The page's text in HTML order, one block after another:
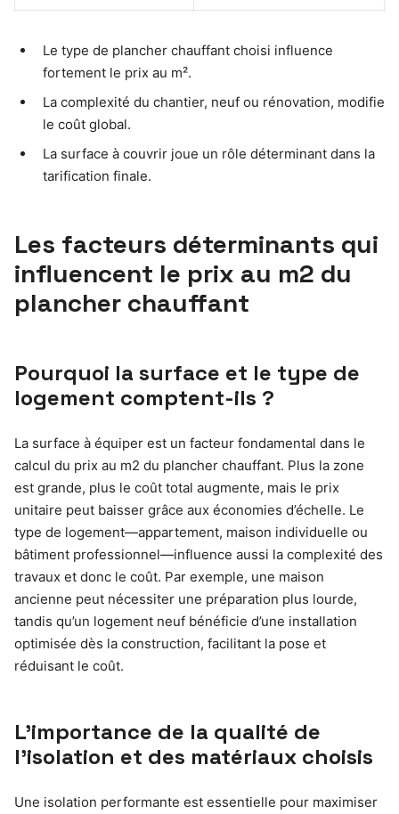
Le type de plancher chauffant choisi influence
fortement le prix au m².
La complexité du chantier, neuf ou rénovation, modifie
le coût global.
La surface à couvrir joue un rôle déterminant dans la
tarification finale.
Les facteurs déterminants qui
influencent le prix au m2 du
plancher chauffant
Pourquoi la surface et le type de
logement comptent-ils ?
La surface à équiper est un facteur fondamental dans le
calcul du prix au m2 du plancher chauffant. Plus la zone
est grande, plus le coût total augmente, mais le prix
unitaire peut baisser grâce aux économies d’échelle. Le
type de logement—appartement, maison individuelle ou
bâtiment professionnel—influence aussi la complexité des
travaux et donc le coût. Par exemple, une maison
ancienne peut nécessiter une préparation plus lourde,
tandis qu’un logement neuf bénéficie d’une installation
optimisée dès la construction, facilitant la pose et
réduisant le coût.
L’importance de la qualité de
l’isolation et des matériaux choisis
Une isolation performante est essentielle pour maximiser